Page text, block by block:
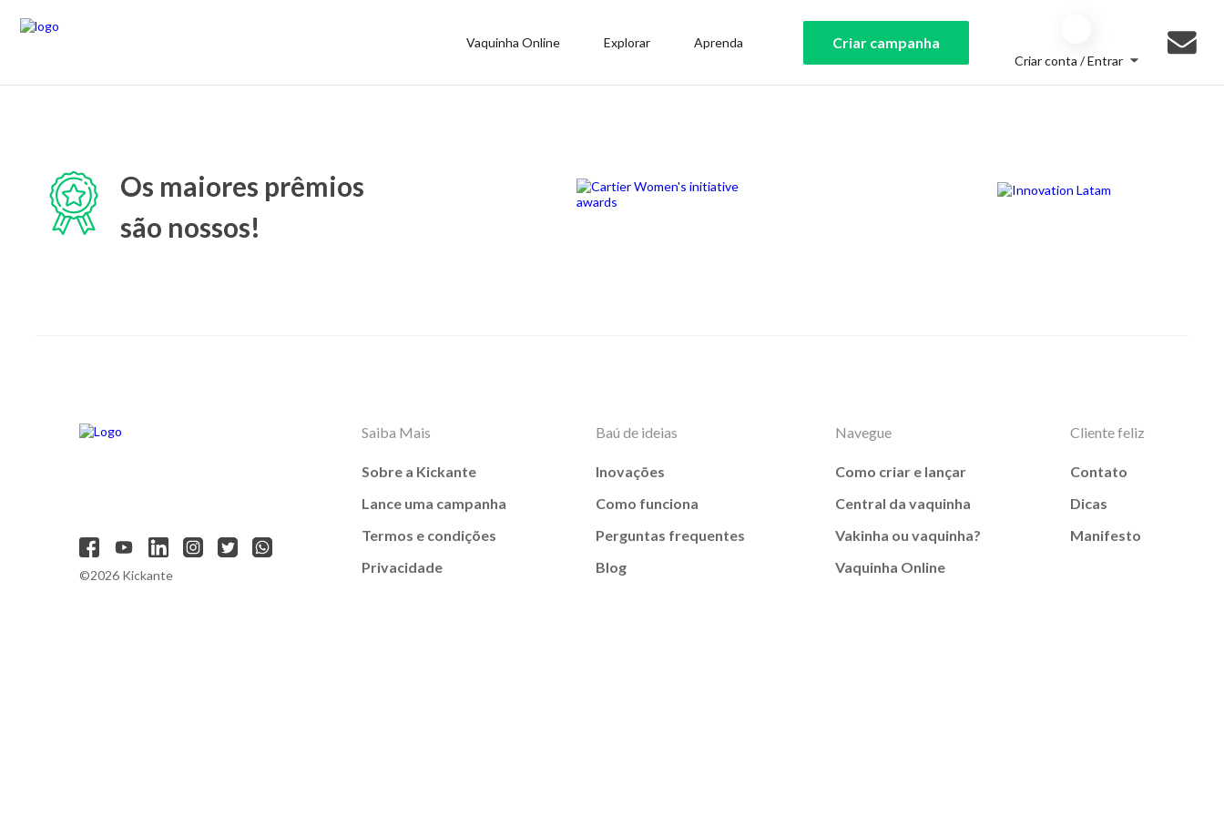
Vaquinha Online Explorar Aprenda Criar campanha
Criar conta / Entrar
Os maiores prêmios
são nossos!
©2026 Kickante
Saiba Mais
Sobre a Kickante
Lance uma campanha
Termos e condições
Privacidade
Baú de ideias
Inovações
Como funciona
Perguntas frequentes
Blog
Navegue
Como criar e lançar
Central da vaquinha
Vakinha ou vaquinha?
Vaquinha Online
Cliente feliz
Contato
Dicas
Manifesto